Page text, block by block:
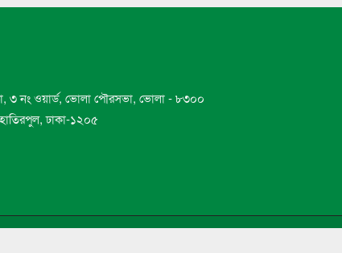
৩ নং ওয়ার্ড, ভোলা পৌরসভা, ভোলা - ৮৩০০
ঢাকা-১২০৫